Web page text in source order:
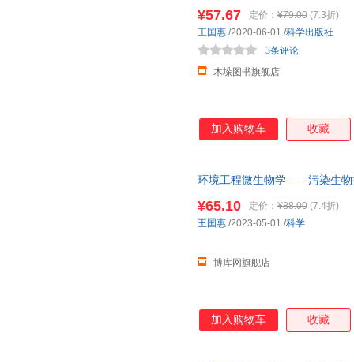
¥57.67 定价： ¥79.00 (7.3折)
木垛图书旗舰店
3条评论
王国惠 /2020-06-01 /科学出版社
加入购物车 收藏
环境工程微生物学——污染生物
¥65.10 定价： ¥88.00 (7.4折)
博库网旗舰店
王国惠 /2023-05-01 /科学
加入购物车 收藏